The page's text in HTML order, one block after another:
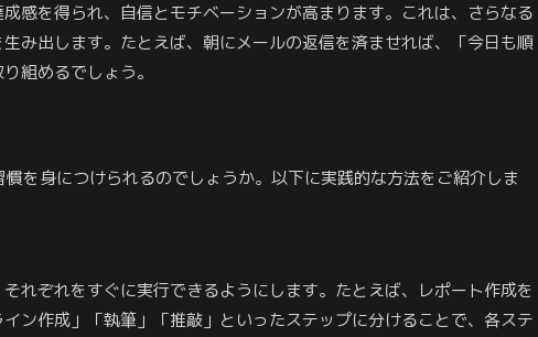
感を得られ、自信とモチベーションが高まります。これは、さらなる
み出します。たとえば、朝にメールの返信を済ませれば、「今日も順
組めるでしょう。
を身につけられるのでしょうか。以下に実践的な方法をご紹介しま
れぞれをすぐに実行できるようにします。たとえば、レポート作成を
ン作成」「執筆」「推敲」といったステップに分けることで、各ステ